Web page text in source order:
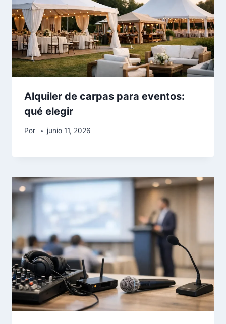
Alquiler de carpas para eventos:
qué elegir
Por junio 11, 2026